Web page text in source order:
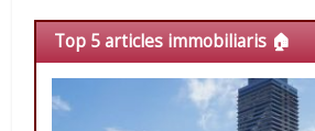
Top 5 articles immobiliaris 🏠